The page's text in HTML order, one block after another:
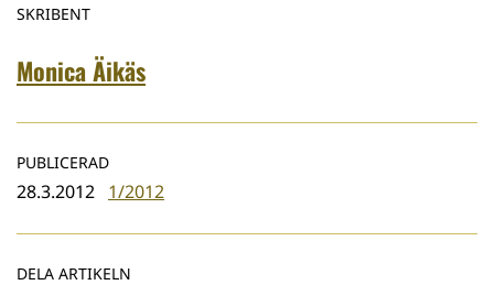
SKRIBENT
Monica Äikäs
PUBLICERAD
28.3.2012 1/2012
DELA ARTIKELN